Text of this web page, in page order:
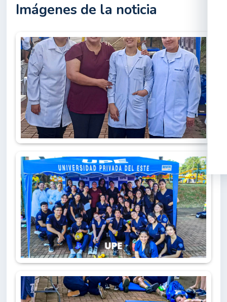
Imágenes de la noticia